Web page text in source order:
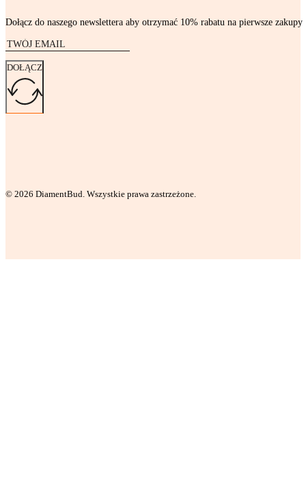
Dołącz do naszego newslettera aby otrzymać 10% rabatu na pierwsze zakupy
DOŁĄCZ
© 2026 DiamentBud. Wszystkie prawa zastrzeżone.